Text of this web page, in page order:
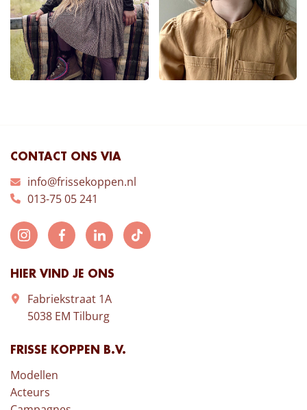
CONTACT ONS VIA
info@frissekoppen.nl
013-75 05 241
HIER VIND JE ONS
Fabriekstraat 1A
5038 EM Tilburg
FRISSE KOPPEN B.V.
Modellen
Acteurs